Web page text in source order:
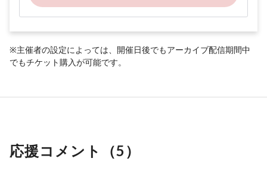
※主催者の設定によっては、開催日後でもアーカイブ配信期間中
でもチケット購入が可能です。
応援コメント（5 ）